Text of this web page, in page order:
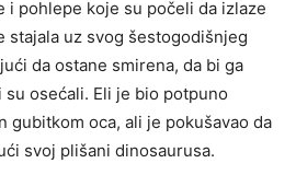
i pohlepe koje su počeli da izlaze
stajala uz svog šestogodišnjeg
da ostane smirena, da bi ga
osećali. Eli je bio potpuno
gubitkom oca, ali je pokušavao da
svoj plišani dinosaurusa.